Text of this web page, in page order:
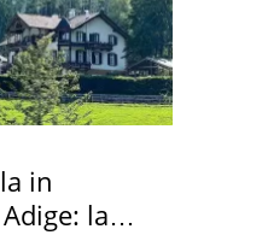
in
la